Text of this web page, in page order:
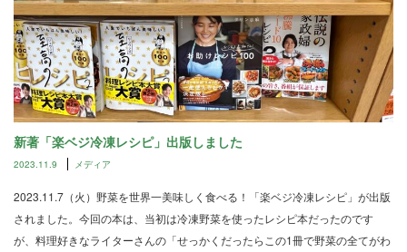
新著「楽ベジ冷凍レシピ」出版しました
2023.11.9 メディア
2023.11.7（火）野菜を世界一美味しく食べる！「楽ベジ冷凍レシピ」が出版
されました。今回の本は、当初は冷凍野菜を使ったレシピ本だったのです
が、料理好きなライターさんの「せっかくだったらこの1冊で野菜の全てがわ